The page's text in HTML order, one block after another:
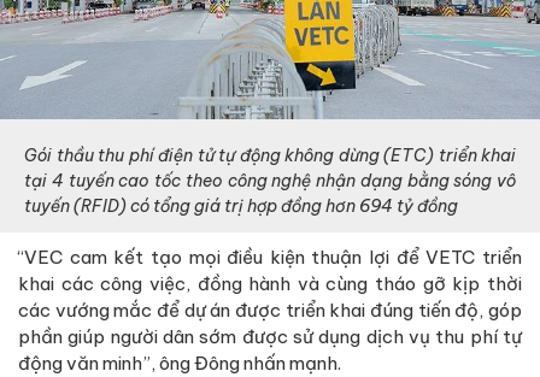
Gói thầu thu phí điện tử tự động không dừng (ETC) triển khai
tại 4 tuyến cao tốc theo công nghệ nhận dạng bằng sóng vô
tuyến (RFID) có tổng giá trị hợp đồng hơn 694 tỷ đồng
“VEC cam kết tạo mọi điều kiện thuận lợi để VETC triển
khai các công việc, đồng hành và cùng tháo gỡ kịp thời
các vướng mắc để dự án được triển khai đúng tiến độ, góp
phần giúp người dân sớm được sử dụng dịch vụ thu phí tự
động văn minh”, ông Đông nhấn mạnh.